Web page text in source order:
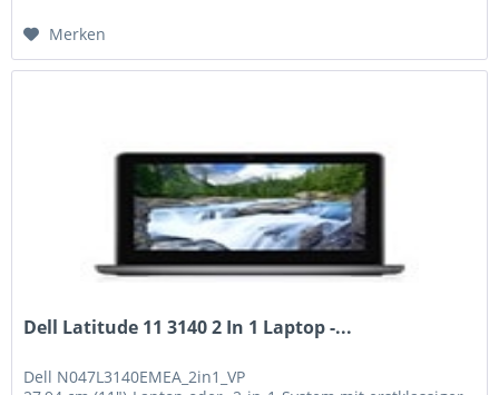
Merken
Dell Latitude 11 3140 2 In 1 Laptop -...
Dell N047L3140EMEA_2in1_VP